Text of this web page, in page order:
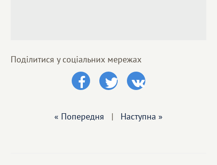
Поділитися у соціальних мережах
« Попередня | Наступна »